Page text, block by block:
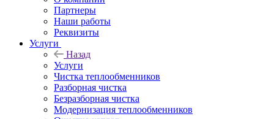
Партнеры
Наши работы
Реквизиты
Услуги
Назад
Услуги
Чистка теплообменников
Разборная чистка
Безразборная чистка
Модернизация теплообменников